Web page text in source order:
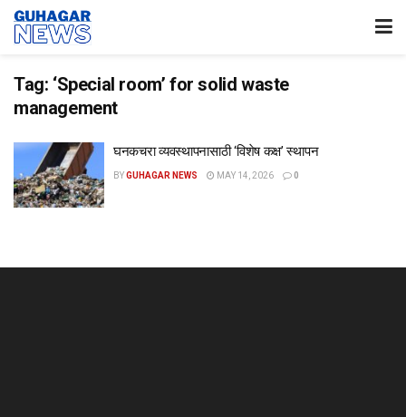
Tag: ‘Special room’ for solid waste
management
घनकचरा व्यवस्थापनासाठी ‘विशेष कक्ष’ स्थापन
BYGUHAGAR NEWS MAY 14, 2026 0